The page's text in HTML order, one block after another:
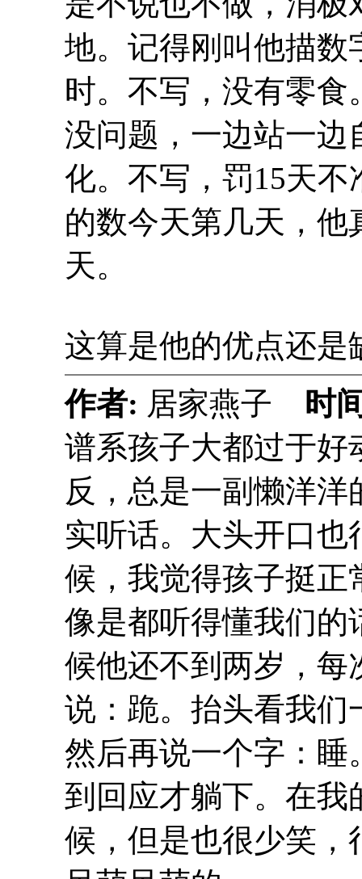
地。记得刚叫他描数
时。不写，没有零
没问题，一边站一边
化。不写，罚15天
的数今天第几天，他
天。
这算是他的优点还是
作者: 居家燕子 时
谱系孩子大都过于好
反，总是一副懒洋
实听话。大头开口
候，我觉得孩子挺正
像是都听得懂我们的
候他还不到两岁，每
说：跪。抬头看我们
然后再说一个字：睡
到回应才躺下。在我
候，但是也很少笑，